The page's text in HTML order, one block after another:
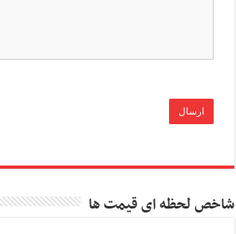
شاخص لحظه ای قیمت ها